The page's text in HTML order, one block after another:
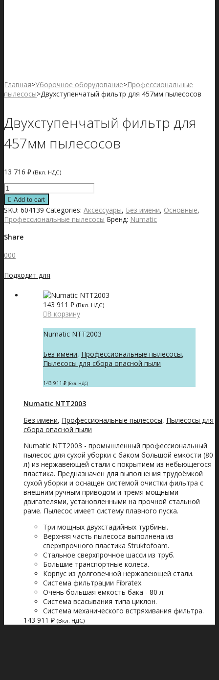
Главная>Уборочное оборудование>Профессиональные
пылесосы>Двухступенчатый фильтр для 457мм пылесосов
Двухступенчатый фильтр для
457мм пылесосов
13 716 ₽ (Вкл. НДС)
Двухступенчатый
фильтр
для
457мм
пылесосов
quantity
Add to cart
SKU: 604139 Categories: Аксессуары, Без имени, Основные,
Профессиональные пылесосы Бренд: Numatic
Share
000
Подходит для
143 911 ₽ (Вкл. НДС)
В корзину
Numatic NTT2003
Без имени, Профессиональные пылесосы,
Пылесосы для сбора опасной пыли
143 911 ₽ (Вкл. НДС)
Numatic NTT2003
Без имени, Профессиональные пылесосы, Пылесосы для
сбора опасной пыли
Numatic NTT2003 - промышленный профессиональный
пылесос для сухой уборки с баком большой емкости (80
л) из нержавеющей стали с покрытием из небьющегося
пластика. Предназначен для выполнения трудоёмкой
сухой уборки и оснащен системой очистки фильтра с
внешним ручным приводом и тремя мощными
двигателями, установленными на прочной стальной
раме. Пылесос имеет систему плавного пуска.
Три мощных двухстадийных турбины.
Верхняя часть пылесоса выполнена из
сверхпрочного пластика Struktofoam.
Стальное сверхпрочное шасси из труб.
Большие транспортные колеса.
Корпус из долговечной нержавеющей стали.
Система фильтрации Fibratex.
Очень большая емкость бака - 80 л.
Система всасывания типа циклон.
Система механического встряхивания фильтра.
143 911 ₽ (Вкл. НДС)